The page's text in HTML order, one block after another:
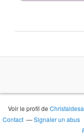
Voir le profil de
Contact
Signaler un abus